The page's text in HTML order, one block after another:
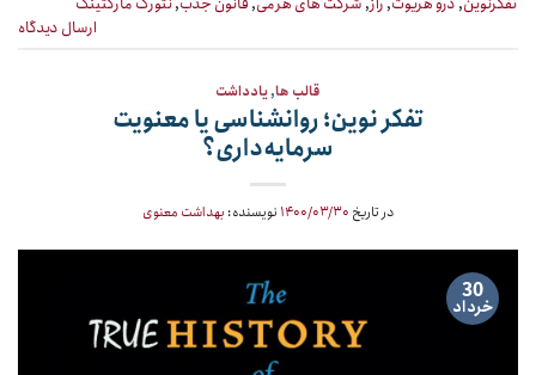
ارسال دیدگاه
قالب ها,یادداشت
تفکر نوین؛ روانشناسی یا معنویت
سرمایه‌داری؟
در تاریخ ۱۴۰۰/۰۳/۳۰ نویسنده: بهداشت معنوی
30
خرداد